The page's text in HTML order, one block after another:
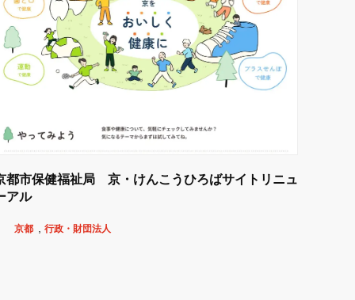
都市保健福祉局 京・けんこうひろばサイトリニュ
アル
京都 行政・財団法人